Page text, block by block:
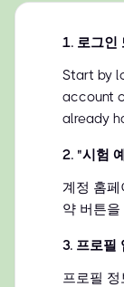
1. 로그인
Start by
account
already
2. "시험
계정 홈
약 버튼
3. 프로필
프로필